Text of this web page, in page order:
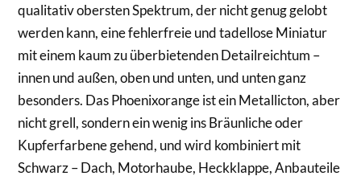
qualitativ obersten Spektrum, der nicht genug gelobt
werden kann, eine fehlerfreie und tadellose Miniatur
mit einem kaum zu überbietenden Detailreichtum –
innen und außen, oben und unten, und unten ganz
besonders. Das Phoenixorange ist ein Metallicton, aber
nicht grell, sondern ein wenig ins Bräunliche oder
Kupferfarbene gehend, und wird kombiniert mit
Schwarz – Dach, Motorhaube, Heckklappe, Anbauteile